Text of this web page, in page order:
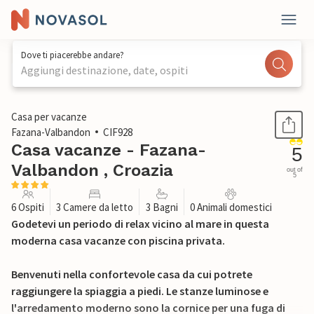
Dove ti piacerebbe andare?
Aggiungi destinazione, date, ospiti
1 / 42
Casa per vacanze
Fazana-Valbandon
CIF928
Casa vacanze - Fazana-
Valbandon , Croazia
5
out of
5
6 Ospiti 3 Camere da letto 3 Bagni 0 Animali domestici
Godetevi un periodo di relax vicino al mare in questa
moderna casa vacanze con piscina privata.
Benvenuti nella confortevole casa da cui potrete
raggiungere la spiaggia a piedi. Le stanze luminose e
l'arredamento moderno sono la cornice per una fuga di